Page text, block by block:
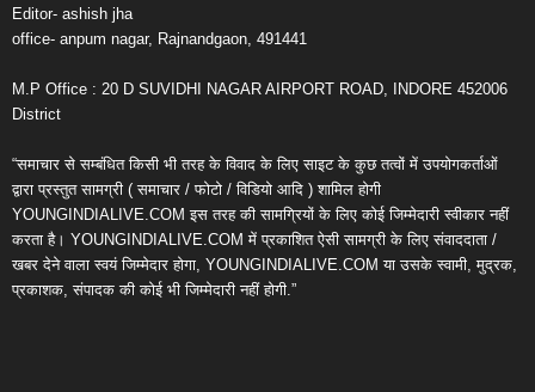
Editor- ashish jha
office- anpum nagar, Rajnandgaon, 491441
M.P Office : 20 D SUVIDHI NAGAR AIRPORT ROAD, INDORE 452006
District
“समाचार से सम्बंधित किसी भी तरह के विवाद के लिए साइट के कुछ तत्वों में उपयोगकर्ताओं
द्वारा प्रस्तुत सामग्री ( समाचार / फोटो / विडियो आदि ) शामिल होगी
YOUNGINDIALIVE.COM इस तरह की सामग्रियों के लिए कोई जिम्मेदारी स्वीकार नहीं
करता है। YOUNGINDIALIVE.COM में प्रकाशित ऐसी सामग्री के लिए संवाददाता /
खबर देने वाला स्वयं जिम्मेदार होगा, YOUNGINDIALIVE.COM या उसके स्वामी, मुद्रक,
प्रकाशक, संपादक की कोई भी जिम्मेदारी नहीं होगी.”